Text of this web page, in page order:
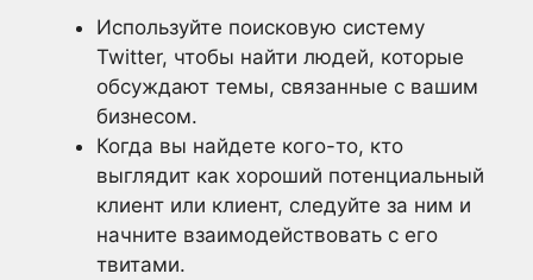
Используйте поисковую систему
Twitter, чтобы найти людей, которые
обсуждают темы, связанные с вашим
бизнесом.
Когда вы найдете кого-то, кто
выглядит как хороший потенциальный
клиент или клиент, следуйте за ним и
начните взаимодействовать с его
твитами.